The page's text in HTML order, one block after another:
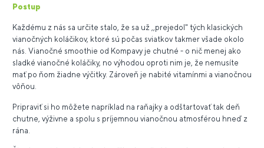
Postup
Každému z nás sa určite stalo, že sa už ,,prejedol" tých klasických
vianočných koláčikov, ktoré sú počas sviatkov takmer všade okolo
nás. Vianočné smoothie od Kompavy je chutné - o nič menej ako
sladké vianočné koláčiky, no výhodou oproti nim je, že nemusíte
mať po ňom žiadne výčitky. Zároveň je nabité vitamínmi a vianočnou
vôňou.
Pripraviť si ho môžete napríklad na raňajky a odštartovať tak deň
chutne, výživne a spolu s príjemnou vianočnou atmosférou hneď z
rána.